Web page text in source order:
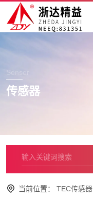
Sensor
传感器
当前位置： TEC传感器